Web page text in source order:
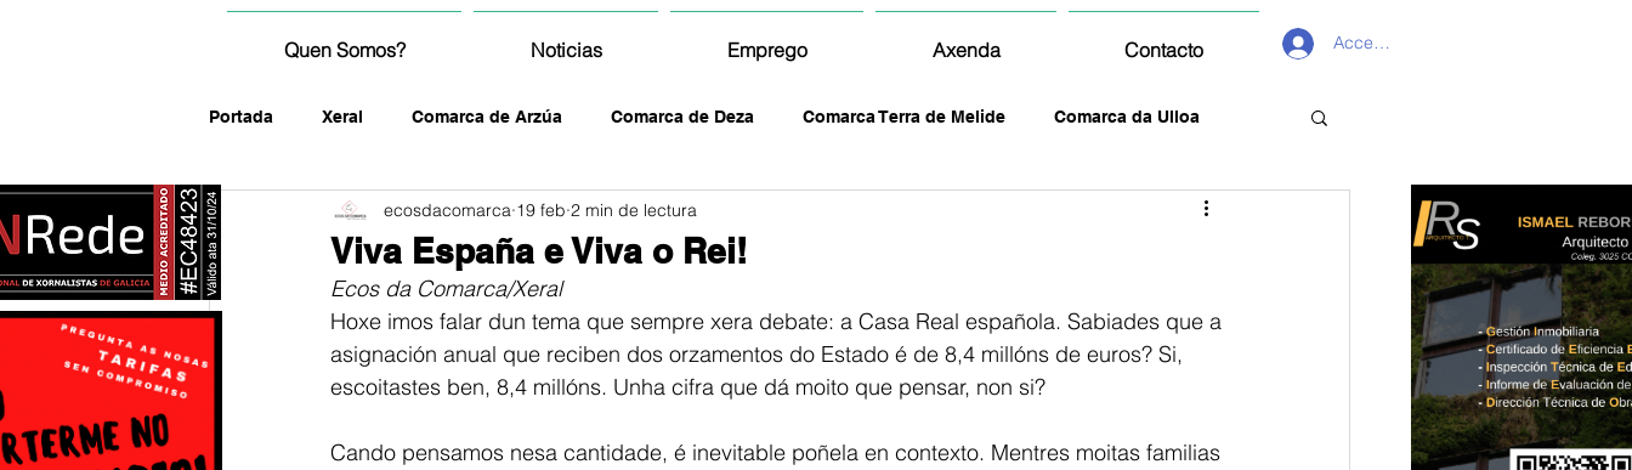
Quen Somos? Noticias Emprego Axenda Contacto Acceder
Portada Xeral Comarca de Arzúa Comarca de Deza Comarca Terra de Melide Comarca da Ulloa
fotografía
Viva España e Viva o Rei!
ecosdacomarca 19 feb 2 min de lectura
Ecos da Comarca/Xeral
Hoxe imos falar dun tema que sempre xera debate: a Casa Real española. Sabiades que a
asignación anual que reciben dos orzamentos do Estado é de 8,4 millóns de euros? Si,
escoitastes ben, 8,4 millóns. Unha cifra que dá moito que pensar, non si?
Cando pensamos nesa cantidade, é inevitable poñela en contexto. Mentres moitas familias